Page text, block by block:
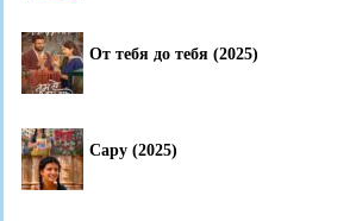
От тебя до тебя (2025)
Сару (2025)